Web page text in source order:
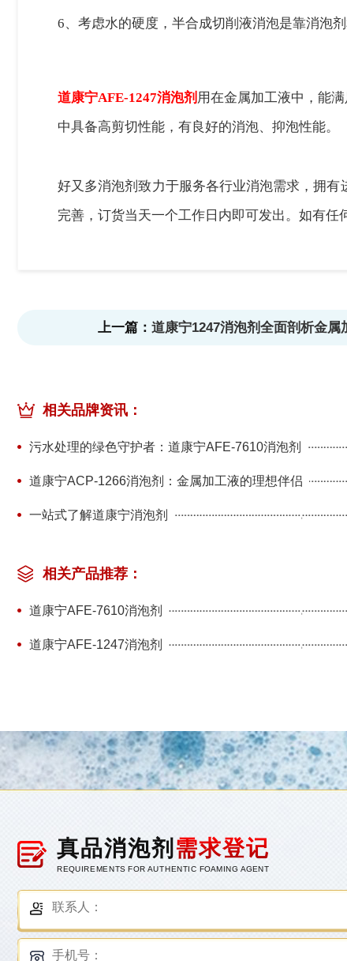
6、 考虑水的硬度，半合成切削液消泡是靠消泡
道康宁AFE-1247消泡剂 用在金属加工液中，能
中具备高剪切性能，有良好的消泡、抑泡性能。
好又多消泡剂致力于服务各行业消泡需求，拥
完善，订货当天一个工作日内即可发出。如有任
上一篇： 道康宁1247消泡剂全面剖析金属
相关品牌资讯：
污水处理的绿色守护者：道康宁AFE-7610消泡剂
道康宁ACP-1266消泡剂：金属加工液的理想伴侣
一站式了解道康宁消泡剂
相关产品推荐：
道康宁AFE-7610消泡剂
道康宁AFE-1247消泡剂
真品消泡剂 需求登记
REQUIREMENTS FOR AUTHENTIC FOAMING AGENT